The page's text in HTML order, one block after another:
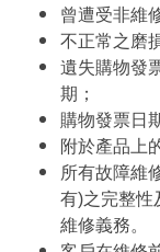
曾遭受非維
不正常之磨
遺失購物發
期；
購物發票日
附於產品上
所有故障維
有)之完整性
維修義務。